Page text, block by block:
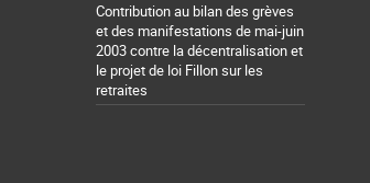
Contribution au bilan des grèves
et des manifestations de mai-juin
2003 contre la décentralisation et
le projet de loi Fillon sur les
retraites